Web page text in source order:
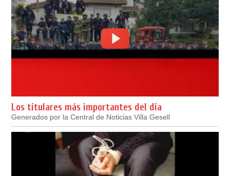
Los titulares más importantes del día
Generados por la Central de Noticias Villa Gesell